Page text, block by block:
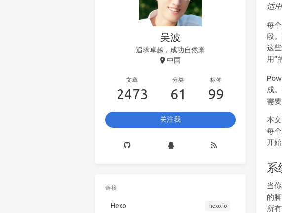
适
每
段
这
用”
成
需
本
每
开始
系
当
的
所
吴波
追求卓越，成功自然来
中国
文章
2473
分类
61
标签
99
关注我
链接
Hexo hexo.io